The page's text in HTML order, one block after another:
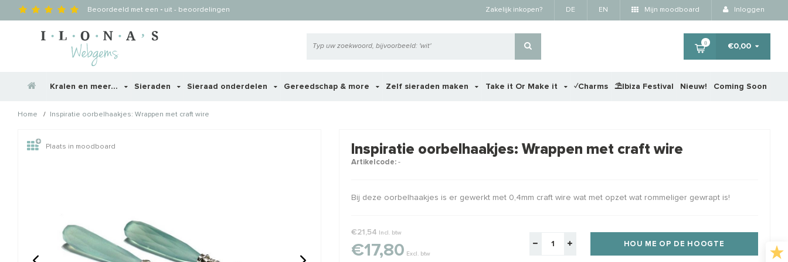
Beoordeeld met een - uit - beoordelingen Zakelijk inkopen? DE EN Mijn moodboard Inloggen
0 €0,00
Kralen en meer... Sieraden Sieraad onderdelen Gereedschap & more Zelf sieraden maken Take it Or Make it ✓Charms ⛱️Ibiza Festival Nieuw! Coming Soon
Home / Inspiratie oorbelhaakjes: Wrappen met craft wire
Wellicht zijn deze producten ook interessant voor je?
Plaats in moodboard Inspiratie oorbelhaakjes: Wrappen met craft wire
Artikelcode:-
Bij deze oorbelhaakjes is er gewerkt met 0,4mm craft wire wat met opzet wat rommeliger gewrapt is!
€21,54 Incl. btw
€17,80 Excl. btw
HOU ME OP DE HOOGTE